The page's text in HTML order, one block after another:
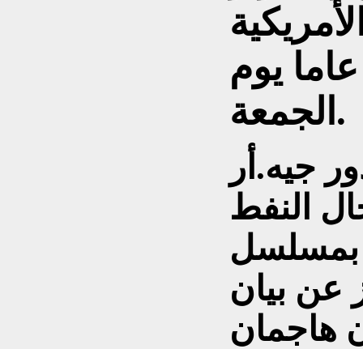
81 عاما يوم
الجمعة.
جيه.أر
النفط
بمسلسل (دالاس Dallas). ونقلت
عن بيان
هاجمان